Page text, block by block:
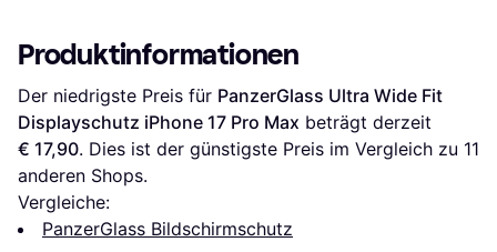
Produktinformationen
Der niedrigste Preis für PanzerGlass Ultra Wide Fit
Displayschutz iPhone 17 Pro Max
€ 17,90. Dies ist der günstigste Preis im Vergleich zu 11
anderen Shops.
Vergleiche:
PanzerGlass Bildschirmschutz